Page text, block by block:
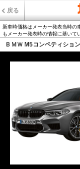
戻る
新車時価格はメーカー発表当時の
もメーカー発表時の情報に基いて
ＢＭＷ M5コンペティショ